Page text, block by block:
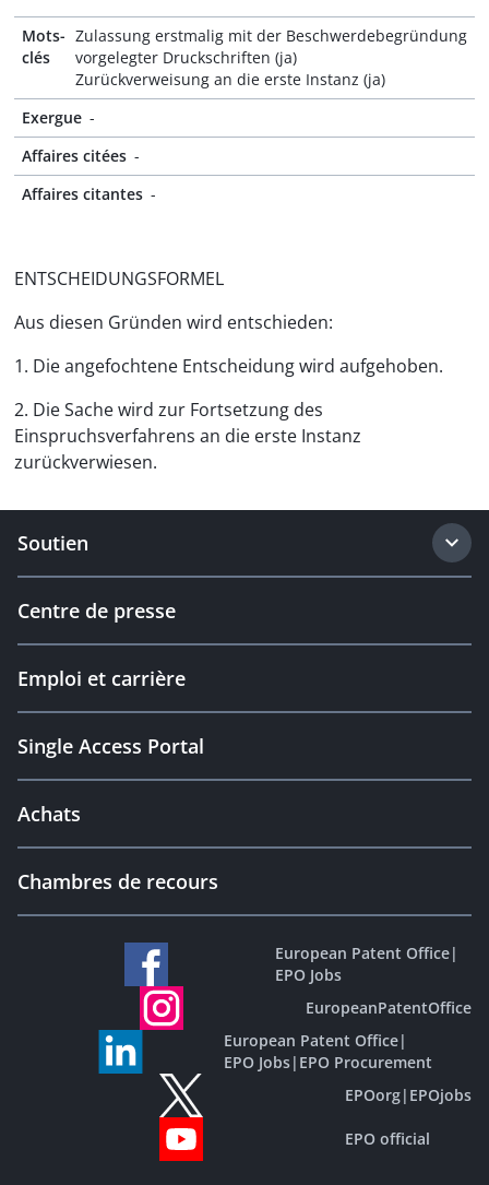
Mots-
clés
Zulassung erstmalig mit der Beschwerdebegründung
vorgelegter Druckschriften (ja)
Zurückverweisung an die erste Instanz (ja)
Exergue -
Affaires citées -
Affaires citantes -
ENTSCHEIDUNGSFORMEL
Aus diesen Gründen wird entschieden:
1. Die angefochtene Entscheidung wird aufgehoben.
2. Die Sache wird zur Fortsetzung des
Einspruchsverfahrens an die erste Instanz
zurückverwiesen.
Soutien
Centre de presse
Emploi et carrière
Single Access Portal
Achats
Chambres de recours
European Patent Office|
EPO Jobs
EuropeanPatentOffice
European Patent Office|
EPO Jobs| EPO Procurement
EPOorg| EPOjobs
EPO official